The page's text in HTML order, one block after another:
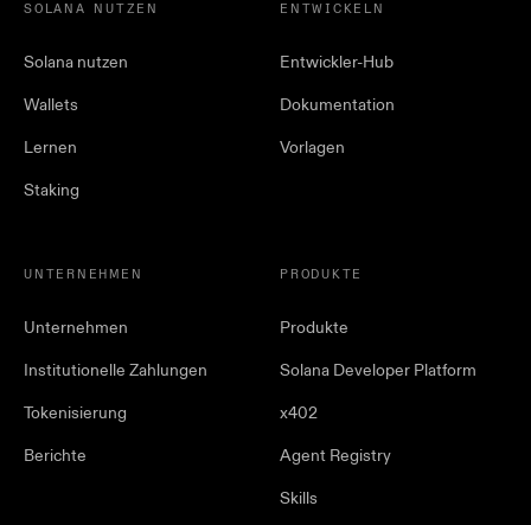
SOLANA NUTZEN
Solana nutzen
Wallets
Lernen
Staking
ENTWICKELN
Entwickler-Hub
Dokumentation
Vorlagen
UNTERNEHMEN
Unternehmen
Institutionelle Zahlungen
Tokenisierung
Berichte
PRODUKTE
Produkte
Solana Developer Platform
x402
Agent Registry
Skills